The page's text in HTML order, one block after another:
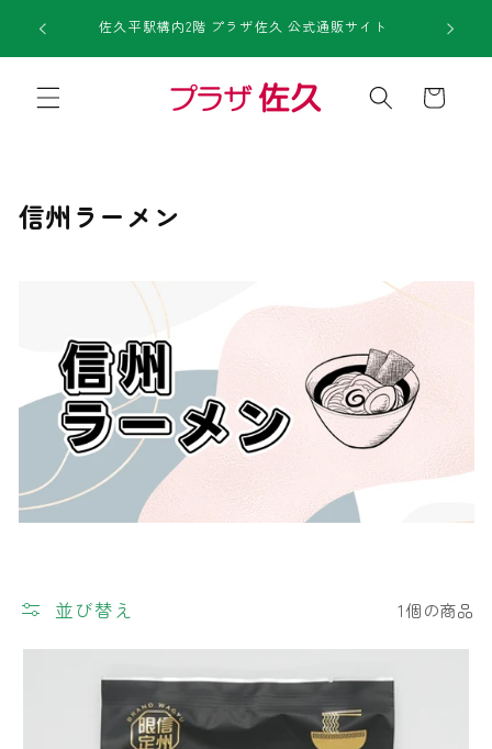
ンツに 佐久平駅構内2階 プラザ佐久 公式通販サイト 1回のご
ー
コ
:
信州ラーメン
並び替え 1個の商品